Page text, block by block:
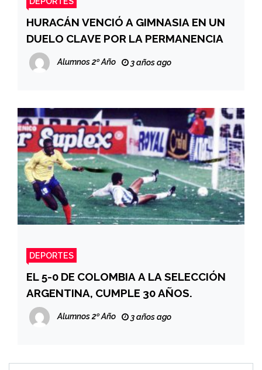
HURACÁN VENCIÓ A GIMNASIA EN UN
DUELO CLAVE POR LA PERMANENCIA
Alumnos 2º Año 3 años ago
DEPORTES
EL 5-0 DE COLOMBIA A LA SELECCIÓN
ARGENTINA, CUMPLE 30 AÑOS.
Alumnos 2º Año 3 años ago